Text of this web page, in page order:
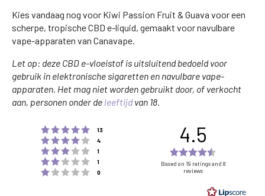
Kies vandaag nog voor Kiwi Passion Fruit & Guava voor een
scherpe, tropische CBD e-liquid, gemaakt voor navulbare
vape-apparaten van Canavape.
Let op: deze CBD e-vloeistof is uitsluitend bedoeld voor
gebruik in elektronische sigaretten en navulbare vape-
apparaten. Het mag niet worden gebruikt door, of verkocht
aan, personen onder de leeftijdvan 18.
Beoordeling 5 van de 5 sterren
13
Waardering 4 van 5 sterren
4
Beoordeling 3 van 5 sterren
1
Beoordeling 2 van 5 sterren
1
Beoordeling 1 van 5 sterren
0
4.5
4.5
of
Based on 19 ratings and 8
reviews